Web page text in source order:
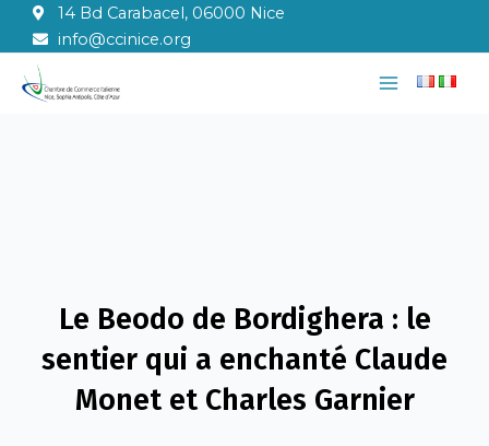
contenu
14 Bd Carabacel, 06000 Nice
info@ccinice.org
Main
Le Beodo de Bordighera : le
sentier qui a enchanté Claude
Monet et Charles Garnier